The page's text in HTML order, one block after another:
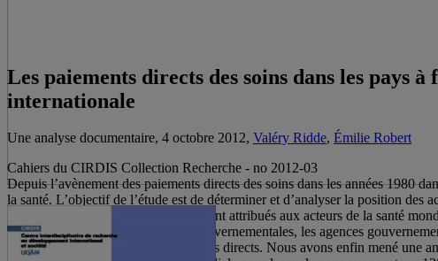
Les paiements directs des soins dans les pays
internationale
Une analyse documentaire, 4 octobre 2012, Valéry Ridde, Émilie Robert
Cahiers du CIRDIS Collection Recherche - no 2012-03
Depuis l’avènement des paiements directs des soins dans les années 1980
la santé. L’objectif de l’étude est de déterminer et d’analyser la position
des documents publiés et officiellement attribués aux acteurs de la santé
organisations internationales non gouvernementales, les agences
par rapport à l’abolition des paiements directs. Nous avons enfin mené